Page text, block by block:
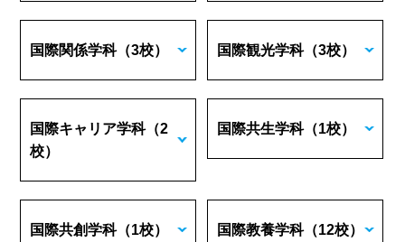
国際関係学科（3校） 国際観光学科（3校）
国際キャリア学科（2
校）
国際共生学科（1校）
国際共創学科（1校） 国際教養学科（12校）